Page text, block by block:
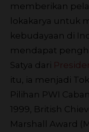
memberikan
lokakarya untuk
kebudayaan di
mendapat
Satya dari
itu, ia menjadi
Pilihan PWI
1999, British
Marshall Award